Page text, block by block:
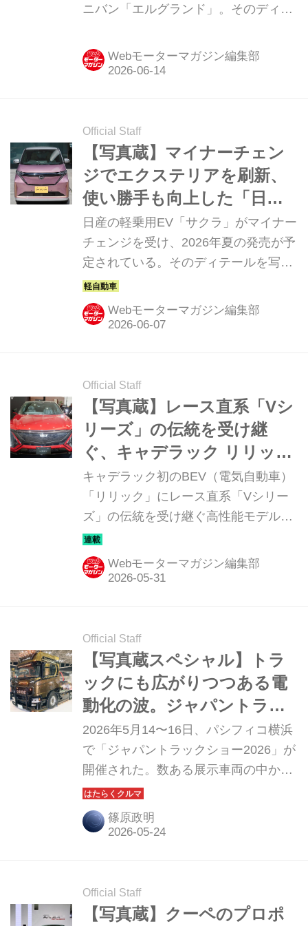
ニバン「エルグランド」。そのディテ
Webモーターマガジン編集部
Official Staff
【写真蔵】マイナーチェン
ジでエクステリアを刷新、
使い勝手も向上した「日産
サクラ」
日産の軽乗用EV「サクラ」がマイナー
チェンジを受け、2026年夏の発売が予
定されている。そのディテールを写真
で紹介しよう。
Webモーターマガジン編集部
Official Staff
【写真蔵】レース直系「Vシ
リーズ」の伝統を受け継
ぐ、キャデラック リリック
V
キャデラック初のBEV（電気自動車）
「リリック」にレース直系「Vシリー
ズ」の伝統を受け継ぐ高性能モデル
「リリックV」が登場した。そのディ
テールを写真で紹介しよう。
Webモーターマガジン編集部
Official Staff
【写真蔵スペシャル】トラ
ックにも広がりつつある電
動化の波。ジャパントラッ
クショー2026で気になった
クルマたち
2026年5月14〜16日、パシフィコ横浜
で「ジャパントラックショー2026」が
開催された。数ある展示車両の中か
ら、個人的に気になったモデルを紹介
しよう。
篠原政明
Official Staff
【写真蔵】クーペのプロポ